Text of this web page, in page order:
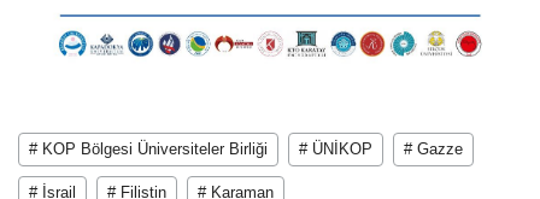
# KOP Bölgesi Üniversiteler Birliği # ÜNİKOP # Gazze
# İsrail # Filistin # Karaman